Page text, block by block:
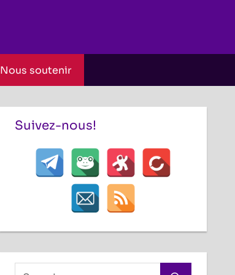
Nous soutenir
Suivez-nous!